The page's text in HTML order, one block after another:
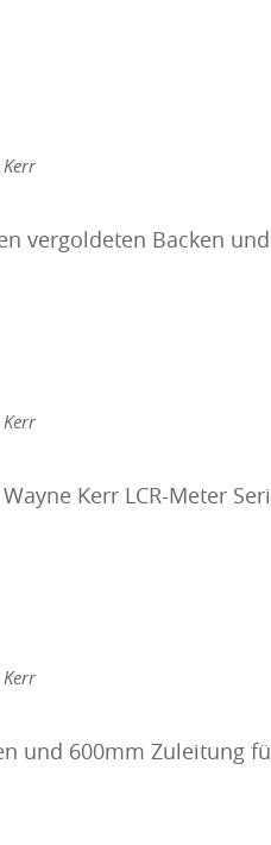
vergoldeten Backen
Kerr LCR-Meter
und 600mm Zuleitung